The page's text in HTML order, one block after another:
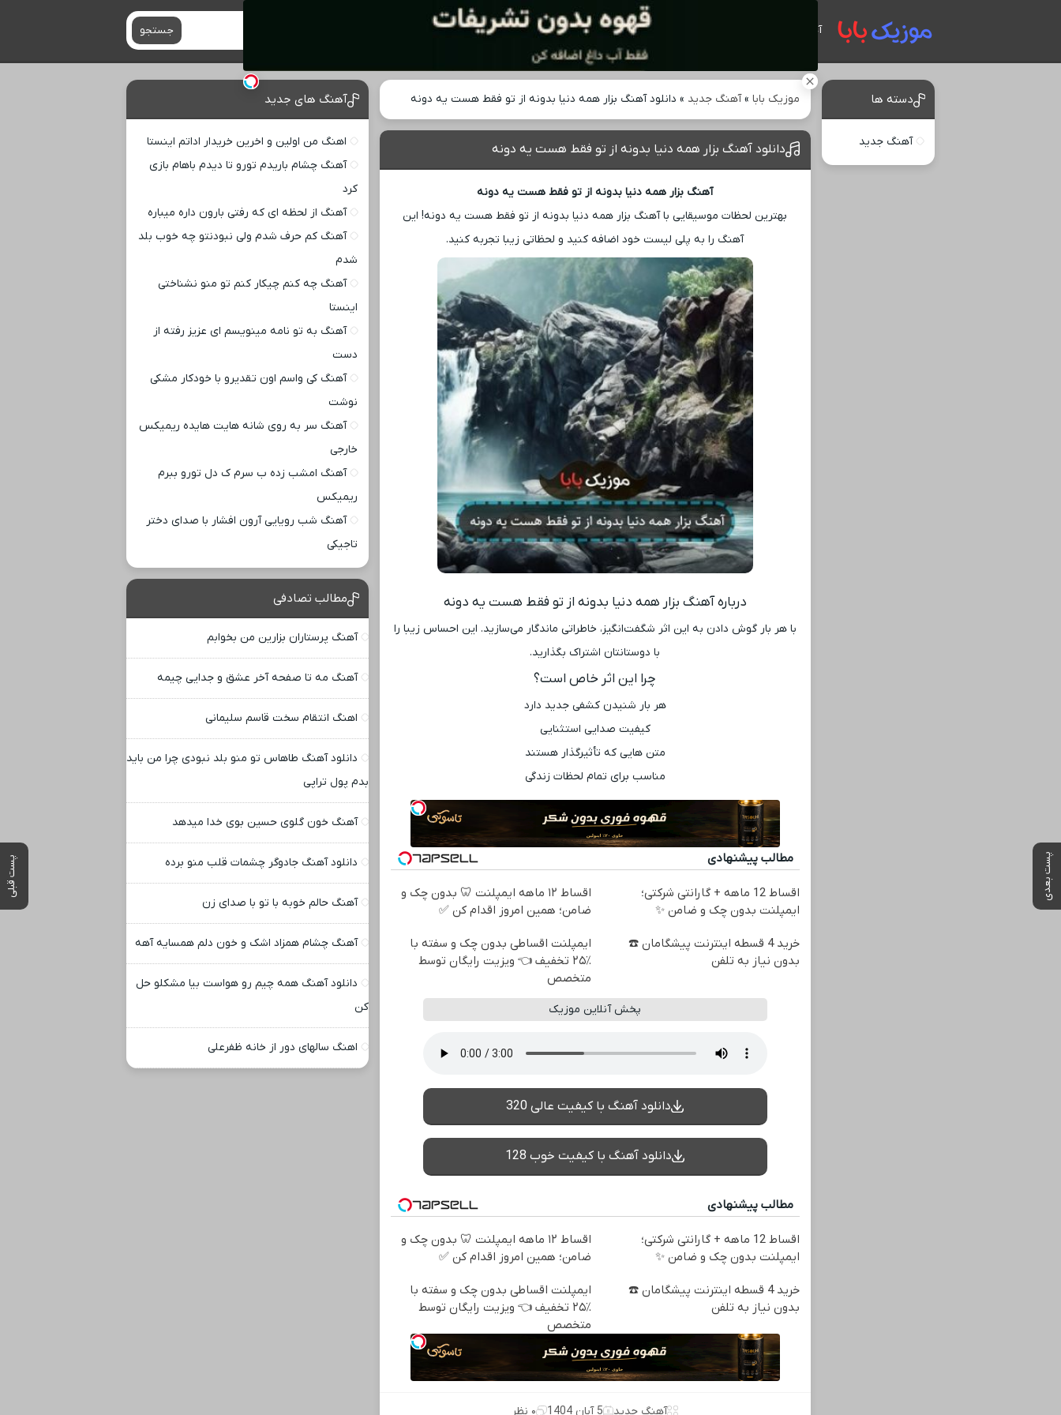
آهنگ های جدید جستجو
موزیک بابا »آهنگ جدید » دانلود آهنگ بزار همه دنیا بدونه از تو فقط هست یه دونه
پست بعدی پست قبلی
دانلود آهنگ بزار همه دنیا بدونه از تو فقط هست یه دونه
آهنگ بزار همه دنیا بدونه از تو فقط هست یه دونه
بهترین لحظات موسیقایی با آهنگ بزار همه دنیا بدونه از تو فقط هست یه دونه! این
آهنگ را به پلی ‌لیست خود اضافه کنید و لحظاتی زیبا تجربه کنید.
درباره آهنگ بزار همه دنیا بدونه از تو فقط هست یه دونه
با هر بار گوش دادن به این اثر شگفت‌انگیز، خاطراتی ماندگار می‌سازید. این احساس زیبا را
با دوستانتان اشتراک بگذارید.
چرا این اثر خاص است؟
هر بار شنیدن کشفی جدید دارد
کیفیت صدایی استثنایی
متن‌ هایی که تأثیرگذار هستند
مناسب برای تمام لحظات زندگی
مطالب پیشنهادی
اقساط 12 ماهه + گارانتی شرکتی؛
ایمپلنت بدون چک و ضامن ✨
اقساط ۱۲ ماهه ایمپلنت 🦷 بدون چک و
ضامن؛ همین امروز اقدام کن ✅
خرید 4 قسطه اینترنت پیشگامان ☎️
بدون نیاز به تلفن
ایمپلنت اقساطی بدون چک و سفته با
٪۲۵ تخفیف 👈 ویزیت رایگان توسط
متخصص
پخش آنلاین موزیک
دانلود آهنگ با کیفیت عالی 320
دانلود آهنگ با کیفیت خوب 128
مطالب پیشنهادی
اقساط 12 ماهه + گارانتی شرکتی؛
ایمپلنت بدون چک و ضامن ✨
اقساط ۱۲ ماهه ایمپلنت 🦷 بدون چک و
ضامن؛ همین امروز اقدام کن ✅
خرید 4 قسطه اینترنت پیشگامان ☎️
بدون نیاز به تلفن
ایمپلنت اقساطی بدون چک و سفته با
٪۲۵ تخفیف 👈 ویزیت رایگان توسط
متخصص
آهنگ جدید 5 آبان 1404 ۰ نظر
دسته ها
آهنگ جدید
آهنگ های جدید
اهنگ من اولین و اخرین خریدار اداتم اینستا
آهنگ چشام باریدم تورو تا دیدم باهام بازی
کرد
آهنگ از لحظه ای که رفتی بارون داره میباره
آهنگ کم حرف شدم ولی نبودنتو چه خوب بلد
شدم
آهنگ چه کنم چیکار کنم تو منو نشناختی
اینستا
آهنگ به تو نامه مینویسم ای عزیز رفته از
دست
آهنگ کی واسم اون تقدیرو با خودکار مشکی
نوشت
آهنگ سر به روی شانه هایت هایده ریمیکس
خارجی
آهنگ امشب زده ب سرم ک دل تورو ببرم
ریمیکس
آهنگ شب رویایی آرون افشار با صدای دختر
تاجیکی
مطالب تصادفی
آهنگ پرستاران بزارین من بخوابم
آهنگ مه تا صفحه آخر عشق و جدایی چیمه
اهنگ انتقام سخت قاسم سلیمانی
دانلود آهنگ طاهاس تو منو بلد نبودی چرا من باید
بدم پول تراپی
آهنگ خون گلوی حسین بوی خدا میدهد
دانلود آهنگ جادوگر چشمات قلب منو برده
آهنگ حالم خوبه با تو با صدای زن
آهنگ چشام همزاد اشک و خون دلم همسایه آهه
دانلود آهنگ همه چیم رو هواست بیا مشکلو حل
کن
اهنگ سالهای دور از خانه ظفرعلی